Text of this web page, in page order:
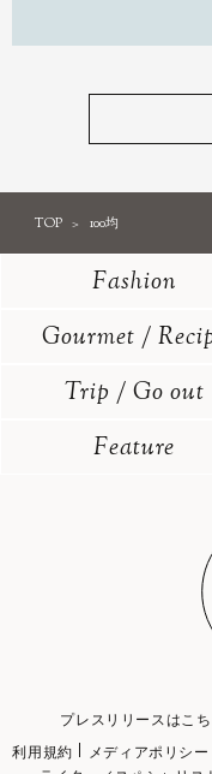
TOP 100均
Fashion
Gourmet /
Trip / Go out
Feature
プレスリリースはこち
利用規約
メディアポリシー